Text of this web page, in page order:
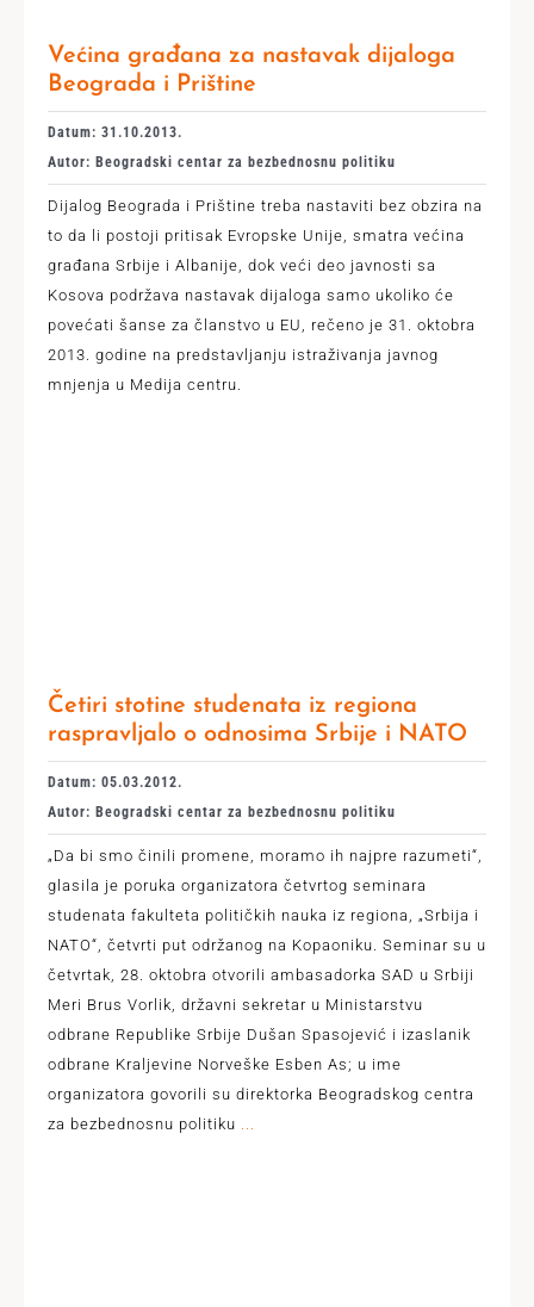
Većina građana za nastavak dijaloga
Beograda i Prištine
Datum: 31.10.2013.
Autor: Beogradski centar za bezbednosnu politiku
Dijalog Beograda i Prištine treba nastaviti bez obzira na
to da li postoji pritisak Evropske Unije, smatra većina
građana Srbije i Albanije, dok veći deo javnosti sa
Kosova podržava nastavak dijaloga samo ukoliko će
povećati šanse za članstvo u EU, rečeno je 31. oktobra
2013. godine na predstavljanju istraživanja javnog
mnjenja u Medija centru.
Četiri stotine studenata iz regiona
raspravljalo o odnosima Srbije i NATO
Datum: 05.03.2012.
Autor: Beogradski centar za bezbednosnu politiku
„Da bi smo činili promene, moramo ih najpre razumeti“,
glasila je poruka organizatora četvrtog seminara
studenata fakulteta političkih nauka iz regiona, „Srbija i
NATO“, četvrti put održanog na Kopaoniku. Seminar su u
četvrtak, 28. oktobra otvorili ambasadorka SAD u Srbiji
Meri Brus Vorlik, državni sekretar u Ministarstvu
odbrane Republike Srbije Dušan Spasojević i izaslanik
odbrane Kraljevine Norveške Esben As; u ime
organizatora govorili su direktorka Beogradskog centra
za bezbednosnu politiku